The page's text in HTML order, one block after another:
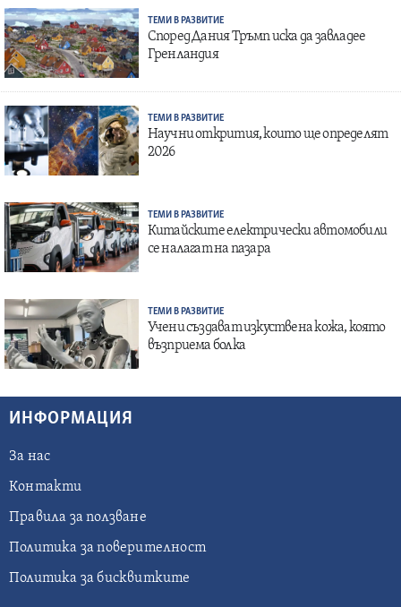
ТЕМИ В РАЗВИТИЕ
Според Дания Тръмп иска да завладее
Гренландия
ТЕМИ В РАЗВИТИЕ
Научни открития, които ще определят
2026
ТЕМИ В РАЗВИТИЕ
Китайските електрически автомобили
се налагат на пазара
ТЕМИ В РАЗВИТИЕ
Учени създават изкуствена кожа, която
възприема болка
ИНФОРМАЦИЯ
За нас
Контакти
Правила за ползване
Политика за поверителност
Политика за бисквитките